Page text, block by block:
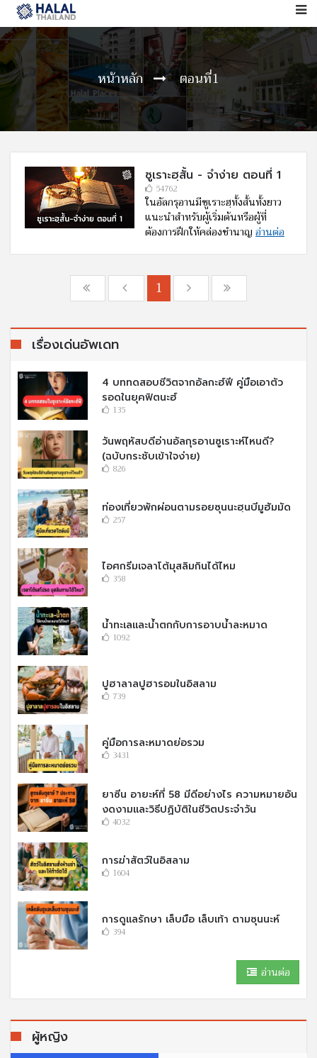
หน้าหลัก ตอนที่1
ซูเราะฮฺสั้น - จำง่าย ตอนที่ 1
54762
ในอัลกรุอานมีซูเราะฮฺทั้งสั้นทั้งยาว
แนะนำสำหรับผู้เริ่มต้นหรือผู้ที่
ต้องการฝึกให้คล่องชำนาญ อ่านต่อ
1
เรื่องเด่นอัพเดท
4 บททดสอบชีวิตจากอัลกะฮ์ฟี คู่มือเอาตัว
รอดในยุคฟิตนะฮ์
135
วันพฤหัสบดีอ่านอัลกุรอานซูเราะห์ไหนดี?
(ฉบับกระชับเข้าใจง่าย)
826
ท่องเที่ยวพักผ่อนตามรอยซุนนะฮฺนบีมูฮัมมัด
257
ไอศกรีมเจลาโต้มุสลิมกินได้ไหม
358
น้ำทะเลและน้ำตกกับการอาบน้ำละหมาด
1092
ปูฮาลาลปูฮารอมในอิสลาม
739
คู่มือการละหมาดย่อรวม
3431
ยาซีน อายะห์ที่ 58 มีดีอย่างไร ความหมายอัน
งดงามและวิธีปฏิบัติในชีวิตประจำวัน
4032
การฆ่าสัตว์ในอิสลาม
1604
การดูแลรักษา เล็บมือ เล็บเท้า ตามซุนนะห์
394
อ่านต่อ
ผู้หญิง